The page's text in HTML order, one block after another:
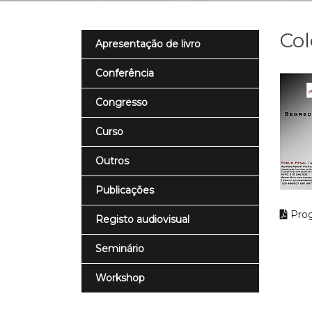
Apresentação de livro
Conferência
Congresso
Curso
Outros
Publicações
Registo audiovisual
Seminário
Workshop